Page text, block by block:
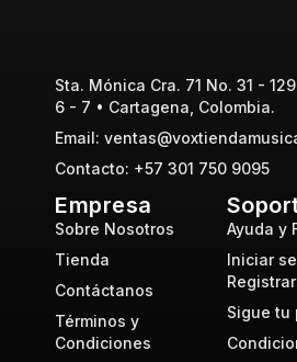
Sta. Mónica Cra. 71 No. 31 -
6 - 7 • Cartagena, Colombia.
Email:
Contacto: +57 301 750 9095
Empresa
Sobre Nosotros
Tienda
Contáctanos
Términos y
Condiciones
Ayuda y
Iniciar
Sigue tu